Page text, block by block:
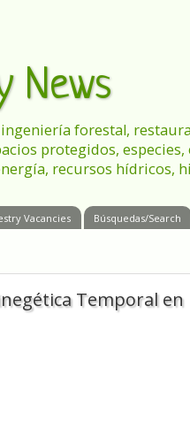
News
forestal,
protegidos,
recursos hídricos,
Vacancies Búsquedas/Search
Temporal en